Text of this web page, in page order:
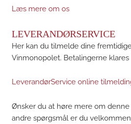
Læs mere om os
LEVERANDØRSERVICE
Her kan du tilmelde dine
Vinmonopolet. Betalingerne
LeverandørService online
Ønsker du at høre mere om denne
andre spørgsmål er du